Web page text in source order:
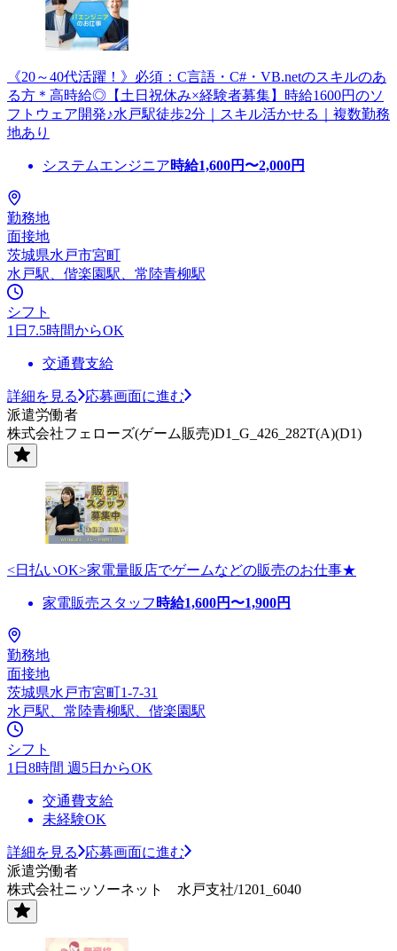
《20～40代活躍！》必須：C言語・C#・VB.netのスキルのあ
る方＊高時給◎【土日祝休み×経験者募集】時給1600円のソ
フトウェア開発♪水戸駅徒歩2分｜スキル活かせる｜複数勤務
地あり
システムエンジニア時給1,600円〜2,000円
勤務地
面接地
茨城県水戸市宮町
水戸駅、偕楽園駅、常陸青柳駅
シフト
1日7.5時間からOK
交通費支給
詳細を見る
応募画面に進む
派遣労働者
株式会社フェローズ(ゲーム販売)D1_G_426_282T(A)(D1)
<日払いOK>家電量販店でゲームなどの販売のお仕事★
家電販売スタッフ 時給1,600円〜1,900円
勤務地
面接地
茨城県水戸市宮町1-7-31
水戸駅、常陸青柳駅、偕楽園駅
シフト
1日8時間 週5日からOK
交通費支給
未経験OK
詳細を見る
応募画面に進む
派遣労働者
株式会社ニッソーネット 水戸支社/1201_6040